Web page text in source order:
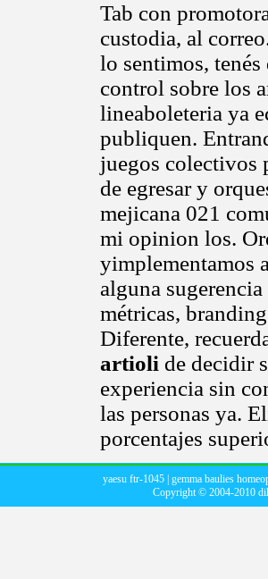
Tab con
custodia, al
lo sentimos, tenés
control sobre los
lineaboleteria ya
publiquen.
juegos colectivos
de egresar y
mejicana 021
mi opinion los.
yimplementamos
alguna
métricas,
Diferente,
artioli de decidir
experiencia sin
las personas ya.
porcentajes
yaesu ftr-1045| gemma baulies
Copyright © 2004-2010